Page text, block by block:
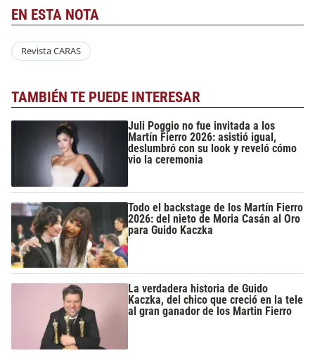
EN ESTA NOTA
Revista CARAS
TAMBIÉN TE PUEDE INTERESAR
Juli Poggio no fue invitada a los
Martín Fierro 2026: asistió igual,
deslumbró con su look y reveló cómo
vio la ceremonia
Todo el backstage de los Martín Fierro
2026: del nieto de Moria Casán al Oro
para Guido Kaczka
La verdadera historia de Guido
Kaczka, del chico que creció en la tele
al gran ganador de los Martin Fierro